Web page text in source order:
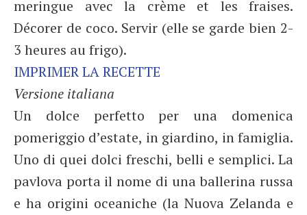
meringue avec la crème et les fraises.
Décorer de coco. Servir (elle se garde bien 2-
3 heures au frigo).
IMPRIMER LA RECETTE
Versione italiana
Un dolce perfetto per una domenica
pomeriggio d’estate, in giardino, in famiglia.
Uno di quei dolci freschi, belli e semplici. La
pavlova porta il nome di una ballerina russa
e ha origini oceaniche (la Nuova Zelanda e